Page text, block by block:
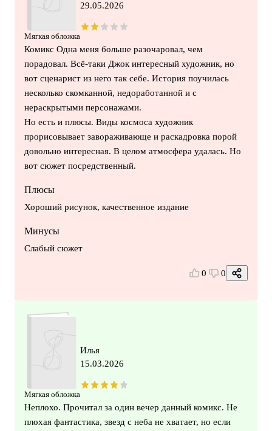
Мягкая обложка
29.05.2026
Комикс Одна меня больше разочаровал, чем
порадовал. Всё-таки Джок интересный художник, но
вот сценарист из него так себе. История поучилась
несколько скомканной, недоработанной и с
нераскрытыми персонажами.
Но есть и плюсы. Виды космоса художник
прорисовывает завораживающе и раскадровка порой
довольно интересная. В целом атмосфера удалась. Но
вот сюжет посредственный.
Плюсы
Хороший рисунок, качественное издание
Минусы
Слабый сюжет
0 0
Мягкая обложка
Илья
15.03.2026
Неплохо. Прочитал за один вечер данный комикс. Не
плохая фантастика, звезд с неба не хватает, но если